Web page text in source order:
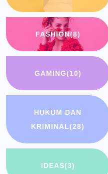
FASHION(8)
GAMING(10)
HUKUM DAN
KRIMINAL(28)
IDEAS(3)